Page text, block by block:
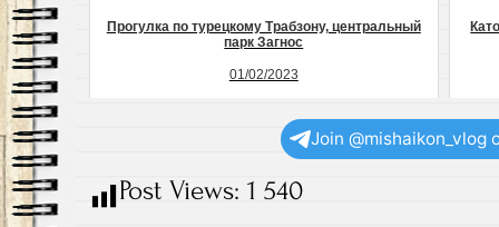
Прогулка по турецкому Трабзону, центральный
парк Загнос
01/02/2023
Join @mishaikon_vlog
Post Views: 1 540